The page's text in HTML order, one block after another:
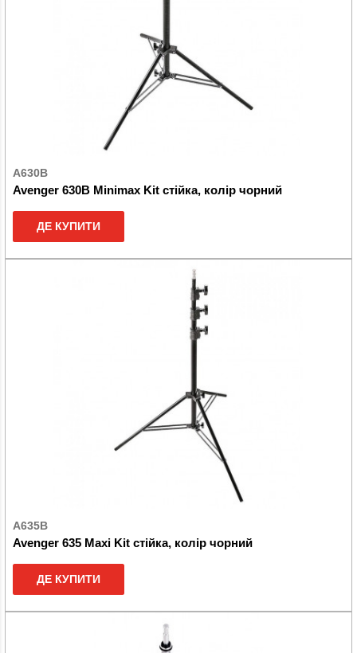
A630B
Avenger 630B Minimax Kit стійка, колір чорний
ДЕ КУПИТИ
A635B
Avenger 635 Maxi Kit стійка, колір чорний
ДЕ КУПИТИ